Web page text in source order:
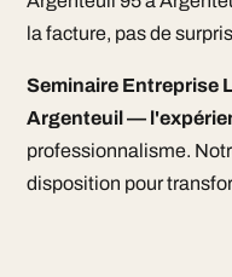
la facture, pas de
Seminaire Entreprise
Argenteuil —
professionnalisme.
disposition pour